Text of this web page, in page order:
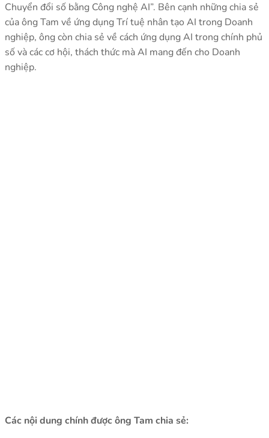
Chuyển đổi số bằng Công nghệ AI”. Bên cạnh những chia sẻ
của ông Tam về ứng dụng Trí tuệ nhân tạo AI trong Doanh
nghiệp, ông còn chia sẻ về cách ứng dụng AI trong chính phủ
số và các cơ hội, thách thức mà AI mang đến cho Doanh
nghiệp.
Các nội dung chính được ông Tam chia sẻ: